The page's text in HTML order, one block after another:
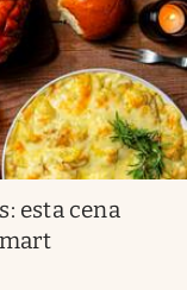
esta cena